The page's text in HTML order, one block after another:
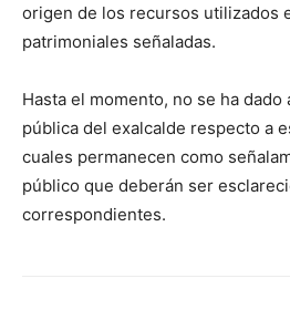
origen de los recursos utilizados
patrimoniales señaladas.
Hasta el momento, no se ha
pública del exalcalde respecto a
cuales permanecen como
público que deberán ser
correspondientes.